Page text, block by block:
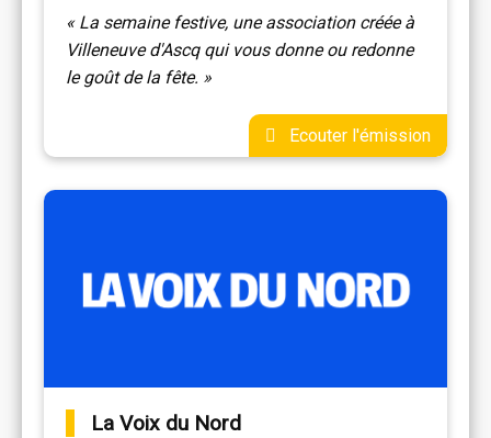
« La semaine festive, une association créée à
Villeneuve d'Ascq qui vous donne ou redonne
le goût de la fête. »
Ecouter l'émission
La Voix du Nord